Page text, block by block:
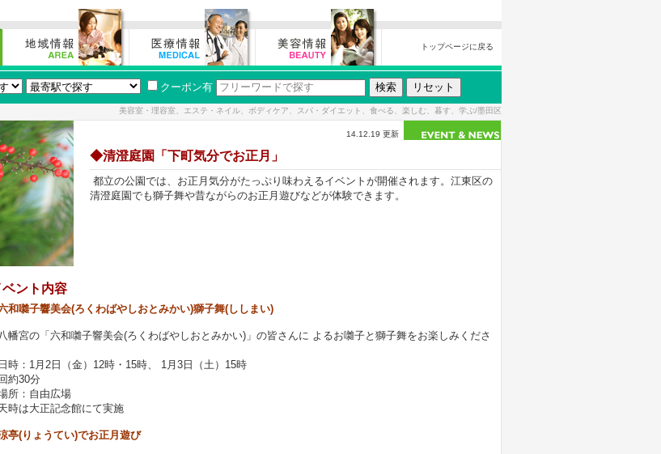
トップページに戻る
クーポン有
美容室・理容室、エステ・ネイル、ボディケア、スパ・ダイエット、食べる、楽しむ、暮す、学ぶ/墨田区
14.12.19 更新
◆清澄庭園「下町気分でお正月」
都立の公園では、お正月気分がたっぷり味わえるイベントが開催されます。江東区の
清澄庭園でも獅子舞や昔ながらのお正月遊びなどが体験できます。
ント内容
和囃子響美会(ろくわばやしおとみかい)獅子舞(ししまい)
幡宮の「六和囃子響美会(ろくわばやしおとみかい)」の皆さんに よるお囃子と獅子舞をお楽しみくださ
時：1月2日（金）12時・15時、 1月3日（土）15時
約30分
所：自由広場
時は大正記念館にて実施
亭(りょうてい)でお正月遊び